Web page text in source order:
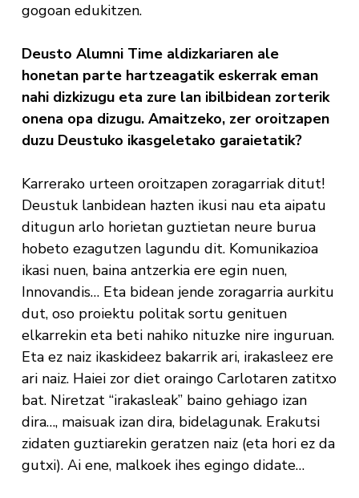
gogoan edukitzen.
Deusto Alumni Time aldizkariaren ale
honetan parte hartzeagatik eskerrak eman
nahi dizkizugu eta zure lan ibilbidean zorterik
onena opa dizugu. Amaitzeko, zer oroitzapen
duzu Deustuko ikasgeletako garaietatik?
Karrerako urteen oroitzapen zoragarriak ditut!
Deustuk lanbidean hazten ikusi nau eta aipatu
ditugun arlo horietan guztietan neure burua
hobeto ezagutzen lagundu dit. Komunikazioa
ikasi nuen, baina antzerkia ere egin nuen,
Innovandis… Eta bidean jende zoragarria aurkitu
dut, oso proiektu politak sortu genituen
elkarrekin eta beti nahiko nituzke nire inguruan.
Eta ez naiz ikaskideez bakarrik ari, irakasleez ere
ari naiz. Haiei zor diet oraingo Carlotaren zatitxo
bat. Niretzat “irakasleak” baino gehiago izan
dira…, maisuak izan dira, bidelagunak. Erakutsi
zidaten guztiarekin geratzen naiz (eta hori ez da
gutxi). Ai ene, malkoek ihes egingo didate…